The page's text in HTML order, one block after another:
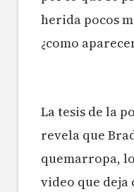
herida pocos
¿como
La tesis de la
revela que
quemarropa,
video que deja